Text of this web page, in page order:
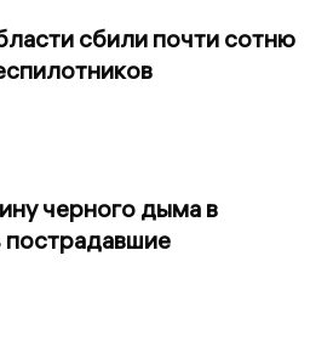
сбили почти сотню
черного дыма в
пострадавшие